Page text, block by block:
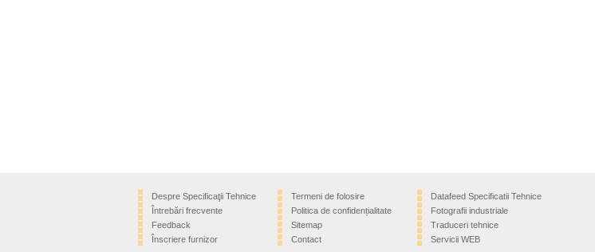
Despre Specificaţii Tehnice
Întrebări frecvente
Feedback
Înscriere furnizor
Termeni de folosire
Politica de confidențialitate
Sitemap
Contact
Datafeed Specificatii Tehnice
Fotografii industriale
Traduceri tehnice
Servicii WEB